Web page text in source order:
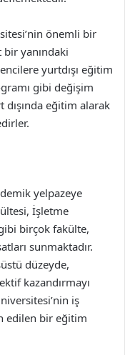
önemli bir
yanındaki
yurtdışı eğitim
gibi değişim
eğitim alarak
yelpazeye
İşletme
birçok fakülte,
sunmaktadır.
düzeyde,
kazandırmayı
iş
edilen bir eğitim